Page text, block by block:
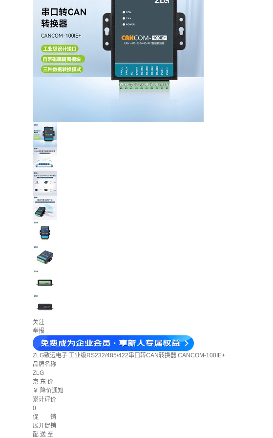
关注
举报
ZLG致远电子 工业级RS232/485/422串口转CAN转换器 CANCOM-100IE+
品牌名称
ZLG
京 东 价
￥ 降价通知
累计评价
0
促 销
展开促销
配 送 至